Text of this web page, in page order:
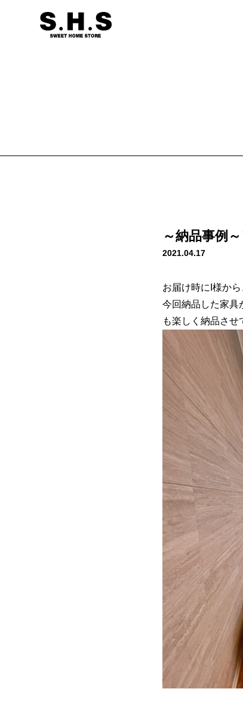
～納品事例
2021.04.17
お届け時にI様から
今回納品した家具
も楽しく納品させ